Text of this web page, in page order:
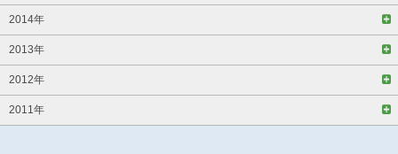
2014年
2013年
2012年
2011年